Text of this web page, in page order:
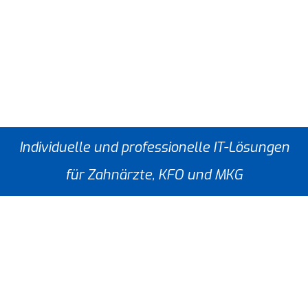
Individuelle und professionelle IT-Lösungen
für Zahnärzte, KFO und MKG